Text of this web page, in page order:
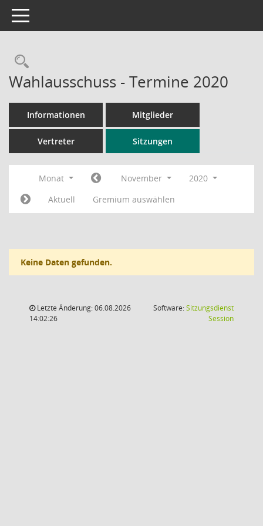
Toggle navigation
Rechercheauswahl
Wahlausschuss - Termine 2020
Informationen Mitglieder
Vertreter Sitzungen
Monat November
2020
Aktuell
Gremium auswählen
Keine Daten gefunden.
Letzte Änderung: 06.08.2026
14:02:26
Software:Sitzungsdienst
Session(Wird in